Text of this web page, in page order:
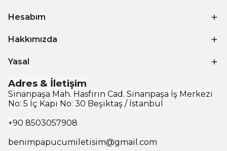
Hesabım
Hakkımızda
Yasal
Adres & İletişim
Sinanpaşa Mah. Hasfırın Cad. Sinanpaşa İş Merkezi
No: 5 İç Kapı No: 30 Beşiktaş / İstanbul
+90 8503057908
benimpapucumiletisim@gmail.com